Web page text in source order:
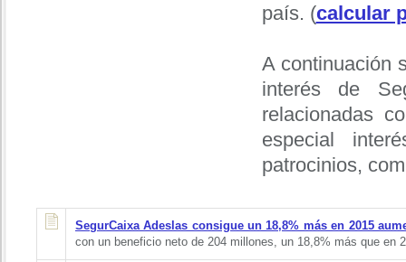
país. (calcular
A continuación
interés de
relacionadas
especial
patrocinios,
SegurCaixa Adeslas consigue un 18,8% más en 2015
con un beneficio neto de 204 millones, un 18,8% más que en